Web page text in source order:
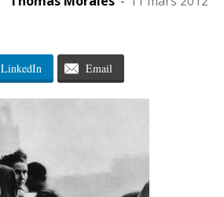
LinkedIn Email